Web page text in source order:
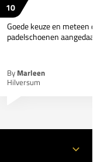
10
Goede keuze en meteen
padelschoenen
By Marleen
Hilversum